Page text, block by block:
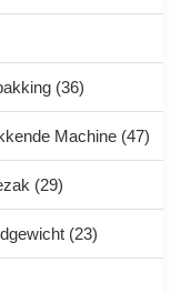
(36)
Machine (47)
(29)
(23)